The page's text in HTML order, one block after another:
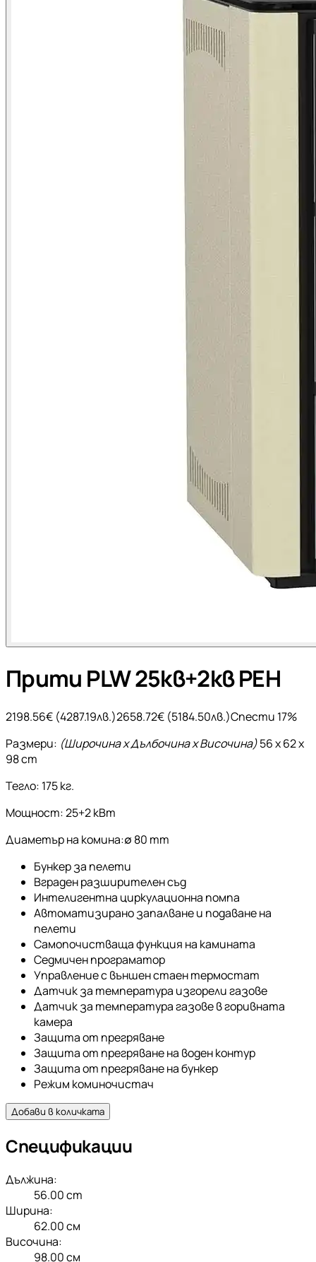
Прити PLW 25кв+2кв PEH
2198.56€ (4287.19лв.)2658.72€ (5184.50лв.)Спести 17%
Размери: (Широчина x Дълбочина x Височина)56 x 62 x
98 cm
Тегло: 175 кг.
Мощност: 25+2 кВт
Диаметър на комина:∅ 80 mm
Бункер за пелети
Вграден разширителен съд
Интелигентна циркулационна помпа
Автоматизирано запалване и подаване на
пелети
Самопочистваща функция на камината
Седмичен програматор
Управление с външен стаен термостат
Датчик за температура изгорели газове
Датчик за температура газове в горивната
камера
Защита от прегряване
Защита от прегряване на воден контур
Защита от прегряване на бункер
Режим коминочистач
Добави в количката
Спецификации
Дължина:
56.00cm
Ширина:
62.00см
Височина:
98.00см